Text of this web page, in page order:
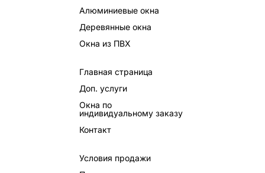
Алюминиевые окна
Деревянные окна
Окна из ПВХ
Главная страница
Доп. услуги
Окна по
индивидуальному заказу
Контакт
Условия продажи